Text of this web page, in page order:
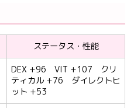
ステータス・性能
DEX +96 VIT +107 クリ
ティカル +76 ダイレクトヒ
ット +53